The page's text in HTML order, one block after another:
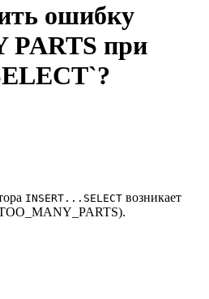
ошибку
PARTS при
INSERT...SELECT возникает